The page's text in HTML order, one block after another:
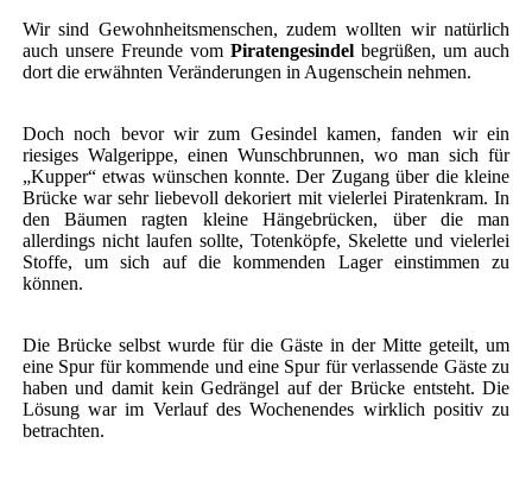
Wir sind Gewohnheitsmenschen, zudem wollten wir natürlich
auch unsere Freunde vomPiratengesindel begrüßen, um auch
dort die erwähnten Veränderungen in Augenschein nehmen.
Doch noch bevor wir zum Gesindel kamen, fanden wir ein
riesiges Walgerippe, einen Wunschbrunnen, wo man sich für
„Kupper“ etwas wünschen konnte. Der Zugang über die kleine
Brücke war sehr liebevoll dekoriert mit vielerlei Piratenkram. In
den Bäumen ragten kleine Hängebrücken, über die man
allerdings nicht laufen sollte, Totenköpfe, Skelette und vielerlei
Stoffe, um sich auf die kommenden Lager einstimmen zu
können.
Die Brücke selbst wurde für die Gäste in der Mitte geteilt, um
eine Spur für kommende und eine Spur für verlassende Gäste zu
haben und damit kein Gedrängel auf der Brücke entsteht. Die
Lösung war im Verlauf des Wochenendes wirklich positiv zu
betrachten.